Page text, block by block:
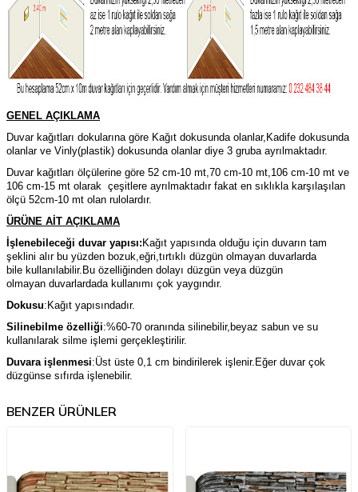
GENEL AÇIKLAMA
Duvar kağıtları dokularına göre Kağıt dokusunda olanlar,Kadife dokusunda
olanlar ve Vinly(plastik) dokusunda olanlar diye 3 gruba ayrılmaktadır.
Duvar kağıtları ölçülerine göre 52 cm-10 mt,70 cm-10 mt,106 cm-10 mt ve
106 cm-15 mt olarak çeşitlere ayrılmaktadır fakat en sıklıkla karşılaşılan
ölçü 52cm-10 mt olan rulolardır.
ÜRÜNE AİT AÇIKLAMA
İşlenebileceği duvar yapısı: Kağıt yapısında olduğu için duvarın tam
şeklini alır bu yüzden bozuk,eğri,tırtıklı düzgün olmayan duvarlarda
bile kullanılabilir.Bu özelliğinden dolayı düzgün veya düzgün
olmayan duvarlardada kullanımı çok yaygındır.
Dokusu:Kağıt yapısındadır.
Silinebilme özelliği:%60-70 oranında silinebilir,beyaz sabun ve su
kullanılarak silme işlemi gerçekleştirilir.
Duvara işlenmesi:Üst üste 0,1 cm bindirilerek işlenir.Eğer duvar çok
düzgünse sıfırda işlenebilir.
BENZER ÜRÜNLER